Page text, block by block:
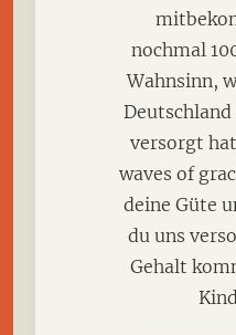
nochmal
Wahnsinn,
versorgt
waves of
deine Güte
du uns
Gehalt